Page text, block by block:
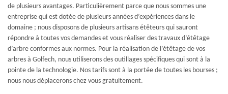
de plusieurs avantages. Particulièrement parce que nous sommes une
entreprise qui est dotée de plusieurs années d’expériences dans le
domaine ; nous disposons de plusieurs artisans étêteurs qui sauront
répondre à toutes vos demandes et vous réaliser des travaux d’étêtage
d’arbre conformes aux normes. Pour la réalisation de l’étêtage de vos
arbres à Golfech, nous utiliserons des outillages spécifiques qui sont à la
pointe de la technologie. Nos tarifs sont à la portée de toutes les bourses ;
nous nous déplacerons chez vous gratuitement.